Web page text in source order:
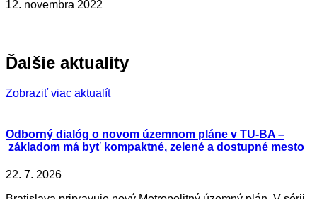
12. novembra 2022
Ďalšie aktuality
Zobraziť viac aktualít
Odborný dialóg o novom územnom pláne v TU-BA –
základom má byť kompaktné, zelené a dostupné mesto
22. 7. 2026